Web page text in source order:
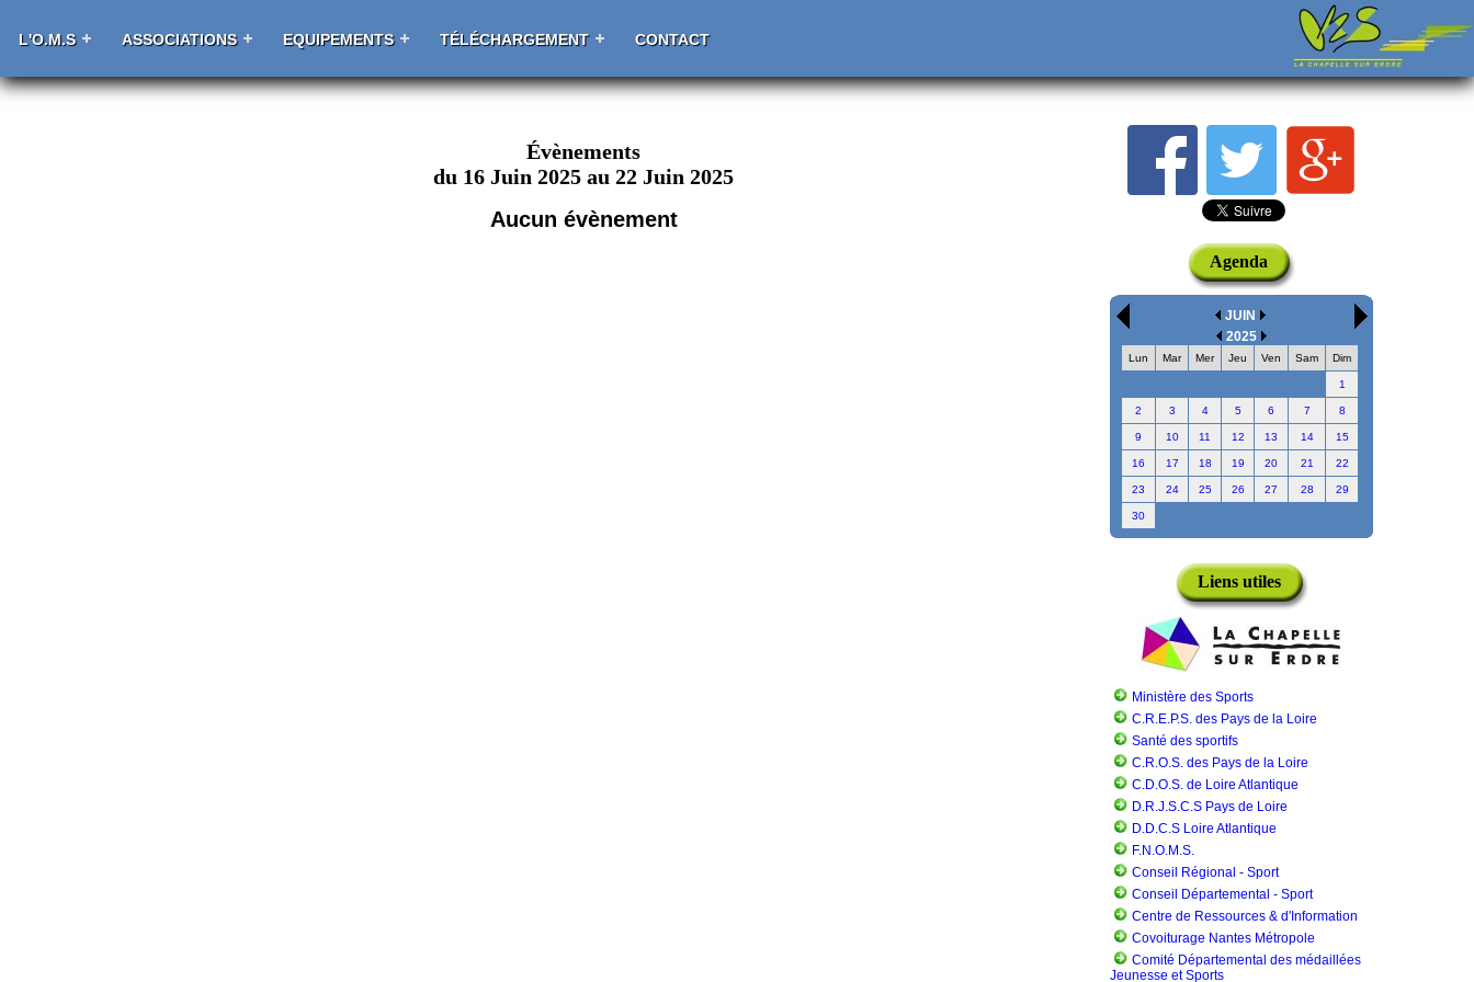
L'O.M.S ASSOCIATIONS EQUIPEMENTS TÉLÉCHARGEMENT CONTACT
Évènements
du 16 Juin 2025 au 22 Juin 2025
Aucun évènement
Agenda
JUIN
2025
Lun Mar Mer Jeu Ven Sam Dim
1
2 3 4 5 6 7 8
9 10 11 12 13 14 15
16 17 18 19 20 21 22
23 24 25 26 27 28 29
30
Liens utiles
Ministère des Sports
C.R.E.P.S. des Pays de la Loire
Santé des sportifs
C.R.O.S. des Pays de la Loire
C.D.O.S. de Loire Atlantique
D.R.J.S.C.S Pays de Loire
D.D.C.S Loire Atlantique
F.N.O.M.S.
Conseil Régional - Sport
Conseil Départemental - Sport
Centre de Ressources & d'Information
Covoiturage Nantes Métropole
Comité Départemental des médaillées
Jeunesse et Sports